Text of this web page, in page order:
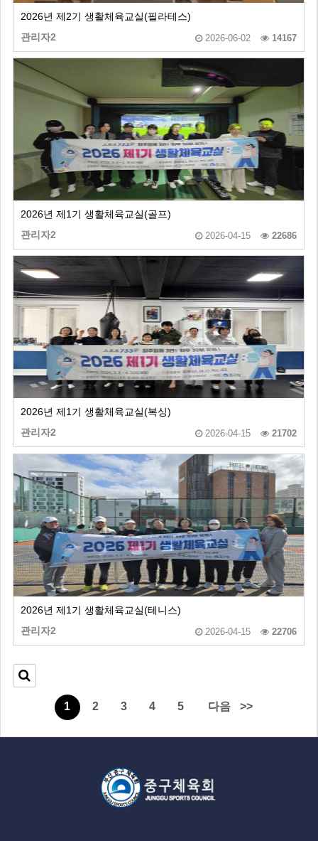
2026년 제2기 생활체육교실(필라테스)
관리자2
2026-06-02 14167
2026년 제1기 생활체육교실(골프)
관리자2
2026-04-15 22686
2026년 제1기 생활체육교실(복싱)
관리자2
2026-04-15 21702
2026년 제1기 생활체육교실(테니스)
관리자2
2026-04-15 22706
1 2 3 4 5 다음 >>